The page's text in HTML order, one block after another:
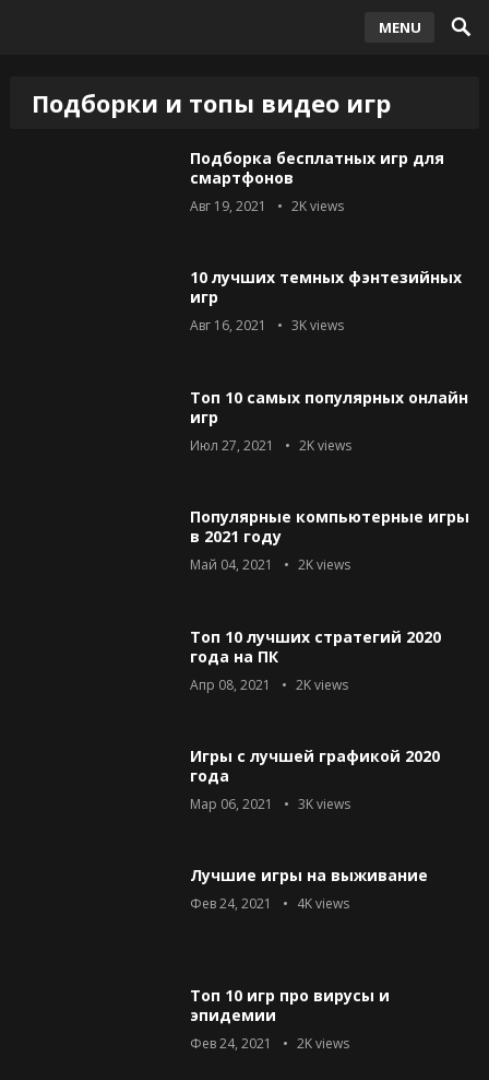
MENU
Подборки и топы видео игр
Подборка бесплатных игр для
смартфонов
Авг 19, 2021 2Kviews
10 лучших темных фэнтезийных
игр
Авг 16, 2021 3Kviews
Топ 10 самых популярных онлайн
игр
Июл 27, 2021 2Kviews
Популярные компьютерные игры
в 2021 году
Май 04, 2021 2Kviews
Топ 10 лучших стратегий 2020
года на ПК
Апр 08, 2021 2Kviews
Игры с лучшей графикой 2020
года
Мар 06, 2021 3Kviews
Лучшие игры на выживание
Фев 24, 2021 4Kviews
Топ 10 игр про вирусы и
эпидемии
Фев 24, 2021 2Kviews